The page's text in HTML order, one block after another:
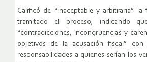
Calificó de “inaceptable y arbitraria”
tramitado el proceso, indicando
“contradicciones, incongruencias y
objetivos de la acusación fiscal”
responsabilidades a quienes serían los